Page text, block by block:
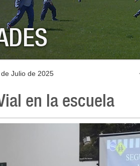
de Julio de 2025
en la escuela